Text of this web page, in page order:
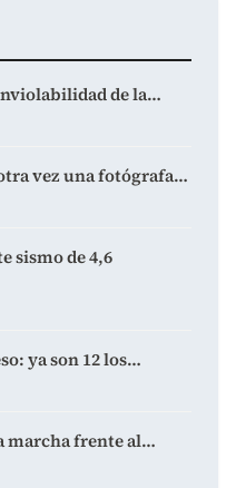
de la…
vez una fotógrafa…
sismo de 4,6
ya son 12 los…
marcha frente al…